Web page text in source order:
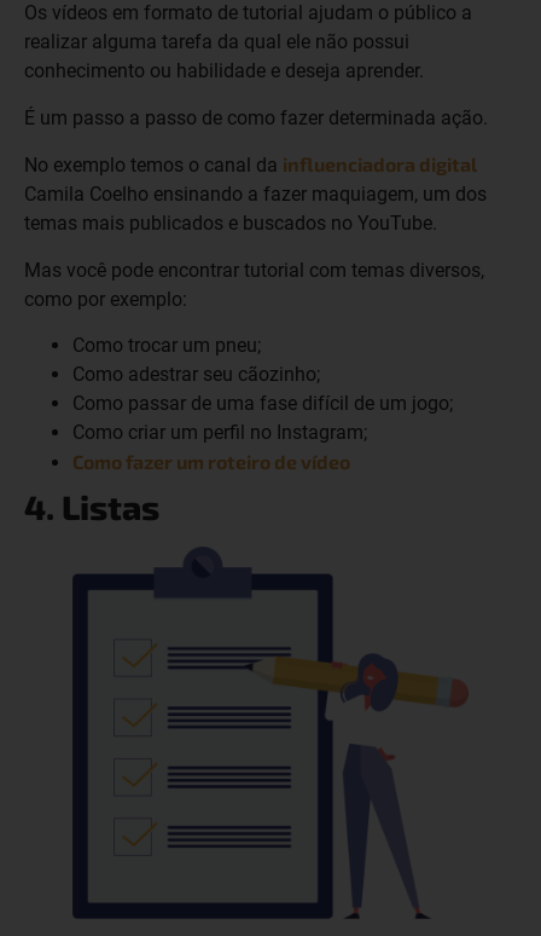
Os vídeos em formato de tutorial ajudam o público a
realizar alguma tarefa da qual ele não possui
conhecimento ou habilidade e deseja aprender.
É um passo a passo de como fazer determinada ação.
No exemplo temos o canal da influenciadora digital
Camila Coelho ensinando a fazer maquiagem, um dos
temas mais publicados e buscados no YouTube.
Mas você pode encontrar tutorial com temas diversos,
como por exemplo:
Como trocar um pneu;
Como adestrar seu cãozinho;
Como passar de uma fase difícil de um jogo;
Como criar um perfil no Instagram;
Como fazer um roteiro de vídeo
4. Listas